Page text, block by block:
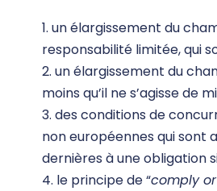
1. un élargissement du
responsabilité limitée, qui
2. un élargissement du
moins qu’il ne s’agisse de
3. des conditions de
non européennes qui sont
dernières à une obligation
4. le principe de “comply